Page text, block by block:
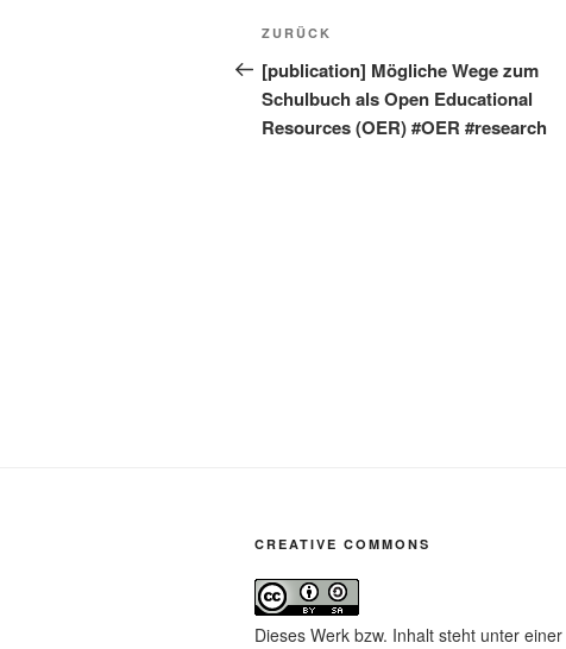
Beitragsnavigation
Vorheriger
Beitrag
ZURÜCK
[publication] Mögliche Wege zum
Schulbuch als Open Educational
Resources (OER) #OER #research
CREATIVE COMMONS
Dieses Werk bzw. Inhalt steht unter einer